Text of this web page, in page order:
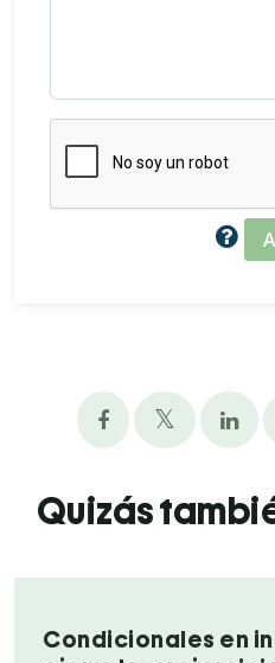
Quizás
Condicionales en